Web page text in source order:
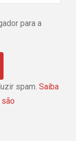
para a
spam. Saiba